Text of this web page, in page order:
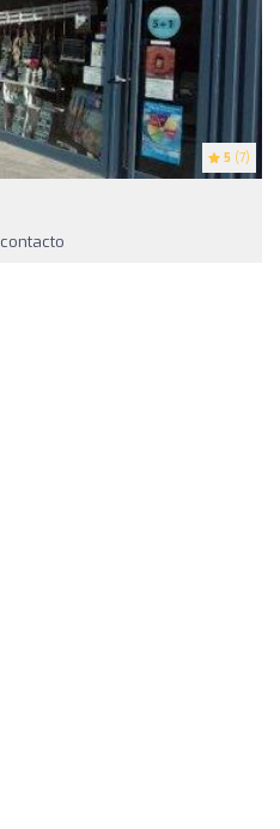
5 (7)